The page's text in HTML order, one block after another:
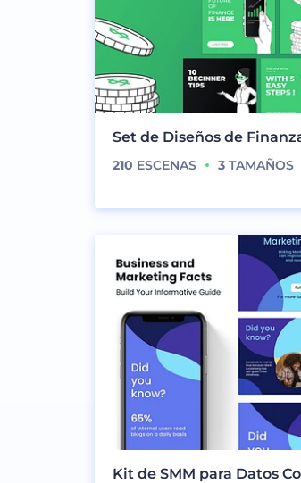
Set de Diseños de
210 ESCENAS 3 TAMAÑOS
Kit de SMM para Datos